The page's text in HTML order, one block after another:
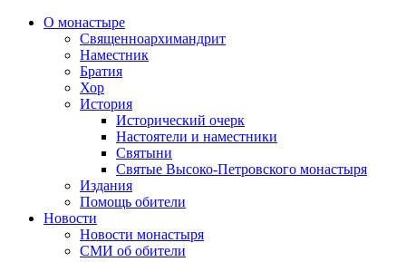
О монастыре
Священноархимандрит
Наместник
Братия
Хор
История
Исторический очерк
Настоятели и наместники
Святыни
Святые Высоко-Петровского монастыря
Издания
Помощь обители
Новости
Новости монастыря
СМИ об обители